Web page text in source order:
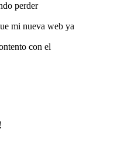
perder
mi nueva web ya
con el